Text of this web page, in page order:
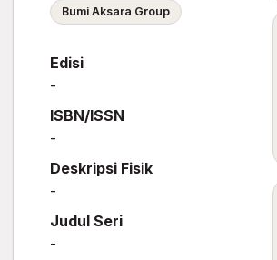
Bumi Aksara Group
Edisi
-
ISBN/ISSN
-
Deskripsi Fisik
-
Judul Seri
-